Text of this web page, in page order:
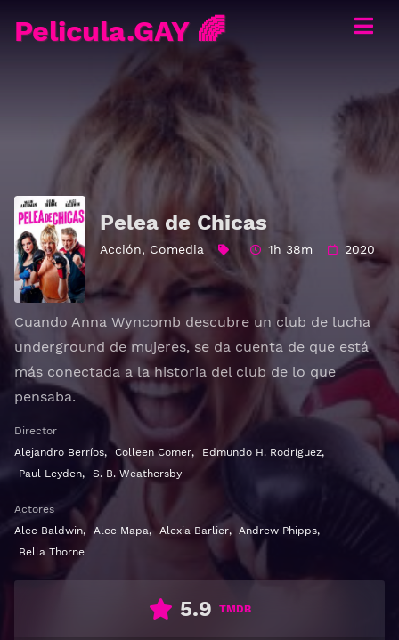
Pelicula.GAY 🌈
Pelea de Chicas
Acción, Comedia 1h 38m 2020
Cuando Anna Wyncomb descubre un club de lucha
underground de mujeres, se da cuenta de que está
más conectada a la historia del club de lo que
pensaba.
Director
Alejandro Berríos, Colleen Comer, Edmundo H. Rodríguez,
Paul Leyden, S. B. Weathersby
Actores
Alec Baldwin, Alec Mapa, Alexia Barlier, Andrew Phipps,
Bella Thorne
5.9 TMDB